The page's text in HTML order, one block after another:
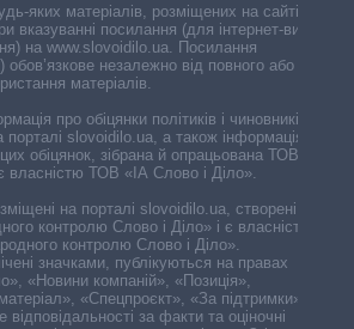
яких матеріалів, розміщених на сайті,
вказуванні посилання (для інтернет-видань
на www.slovoidilo.ua. Посилання
обов’язкове незалежно від повного або
матеріалів.
про обіцянки політиків і чиновників,
slovoidilo.ua, а також інформація про
обіцянок, зібрана й опрацьована ТОВ «ІА
власністю ТОВ «ІА Слово і Діло».
на порталі slovoidilo.ua, створені ГО
контролю Слово і Діло» і є власністю
контролю Слово і Діло».
значками, публікуються на правах
«Новини компаній», «Позиція»,
«Спецпроєкт», «За підтримки».
відповідальності за факти та оціночні